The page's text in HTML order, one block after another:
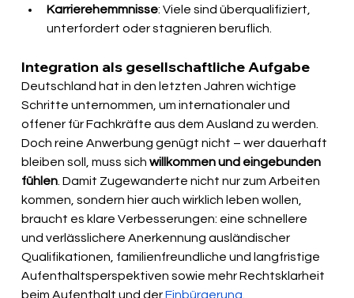
Karrierehemmnisse: Viele sind überqualifiziert,
unterfordert oder stagnieren beruflich.
Integration als gesellschaftliche Aufgabe
Deutschland hat in den letzten Jahren wichtige
Schritte unternommen, um internationaler und
offener für Fachkräfte aus dem Ausland zu werden.
Doch reine Anwerbung genügt nicht – wer dauerhaft
bleiben soll, muss sich willkommen und eingebunden
fühlen . Damit Zugewanderte nicht nur zum Arbeiten
kommen, sondern hier auch wirklich leben wollen,
braucht es klare Verbesserungen: eine schnellere
und verlässlichere Anerkennung ausländischer
Qualifikationen, familienfreundliche und langfristige
Aufenthaltsperspektiven sowie mehr Rechtsklarheit
beim Aufenthalt und der Einbürgerung